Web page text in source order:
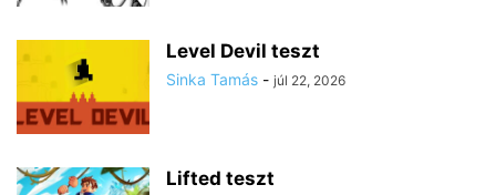
Level Devil teszt
Sinka Tamás - júl 22, 2026
Lifted teszt